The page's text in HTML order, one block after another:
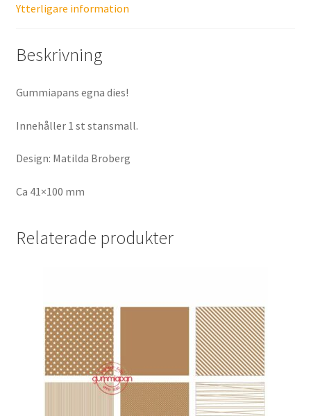
Ytterligare information
Beskrivning
Gummiapans egna dies!
Innehåller 1 st stansmall.
Design: Matilda Broberg
Ca 41×100 mm
Relaterade produkter